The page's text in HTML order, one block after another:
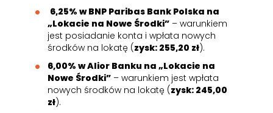
6,25% w BNP Paribas Bank Polska na
„Lokacie na Nowe Środki” – warunkiem
jest posiadanie konta i wpłata nowych
środków na lokatę (zysk: 255,20 zł).
6,00% w Alior Banku na „Lokacie na
Nowe Środki” – warunkiem jest wpłata
nowych środków na lokatę (zysk: 245,00
zł).